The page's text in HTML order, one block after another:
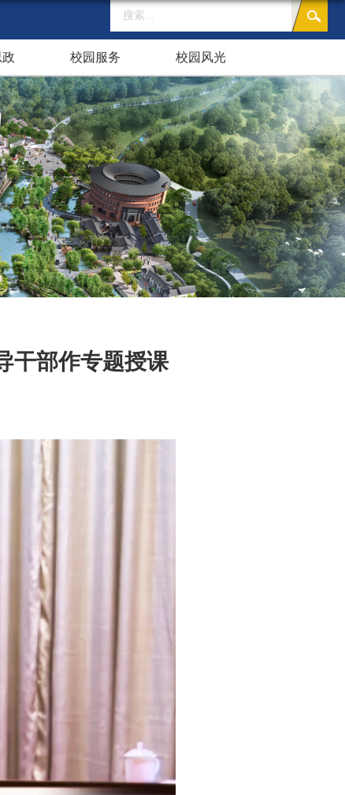
校园服务 校园风光
干部作专题授课